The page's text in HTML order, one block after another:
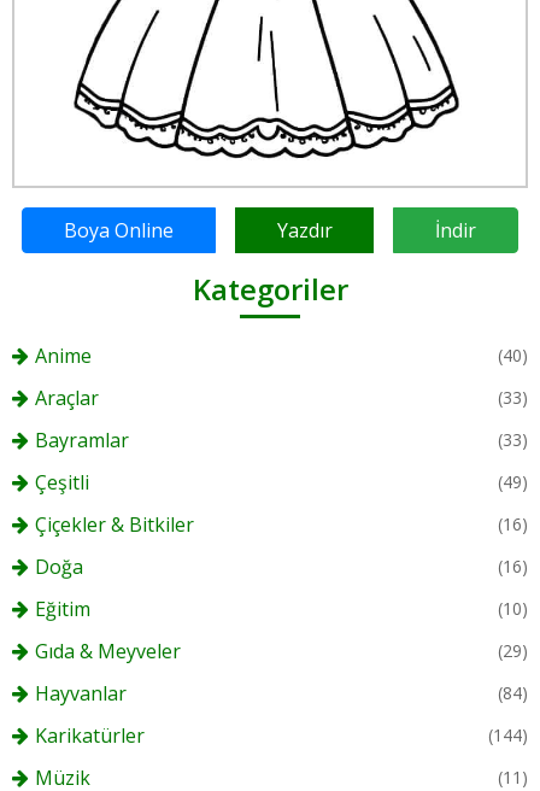
Boya Online Yazdır İndir
Kategoriler
Anime (40)
Araçlar (33)
Bayramlar (33)
Çeşitli (49)
Çiçekler & Bitkiler (16)
Doğa (16)
Eğitim (10)
Gıda & Meyveler (29)
Hayvanlar (84)
Karikatürler (144)
Müzik (11)